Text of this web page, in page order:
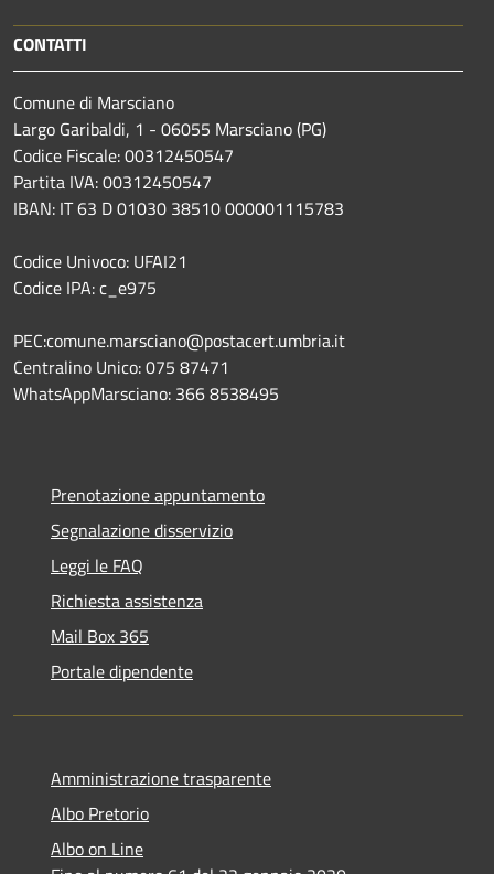
CONTATTI
Comune di Marsciano
Largo Garibaldi, 1 - 06055 Marsciano (PG)
Codice Fiscale: 00312450547
Partita IVA: 00312450547
IBAN: IT 63 D 01030 38510 000001115783
Codice Univoco: UFAI21
Codice IPA: c_e975
PEC:comune.marsciano@postacert.umbria.it
Centralino Unico: 075 87471
WhatsAppMarsciano: 366 8538495
Prenotazione appuntamento
Segnalazione disservizio
Leggi le FAQ
Richiesta assistenza
Mail Box 365
Portale dipendente
Amministrazione trasparente
Albo Pretorio
Albo on Line